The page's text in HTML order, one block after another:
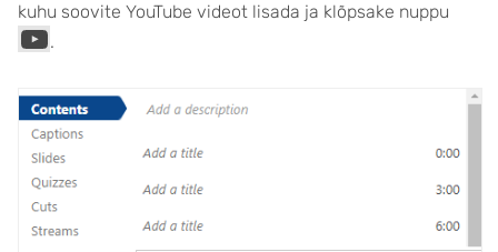
kuhu soovite YouTube videot lisada ja klõpsake nuppu
.